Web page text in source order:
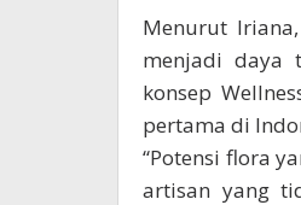
Menurut
menjadi daya
konsep
pertama di
“Potensi flora
artisan yang